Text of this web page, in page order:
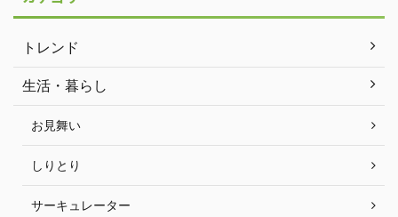
トレンド
生活・暮らし
お見舞い
しりとり
サーキュレーター